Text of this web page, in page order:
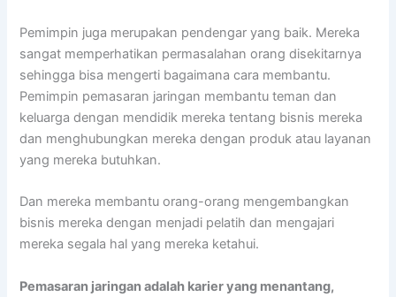
Pemimpin juga merupakan pendengar yang baik. Mereka
sangat memperhatikan permasalahan orang disekitarnya
sehingga bisa mengerti bagaimana cara membantu.
Pemimpin pemasaran jaringan membantu teman dan
keluarga dengan mendidik mereka tentang bisnis mereka
dan menghubungkan mereka dengan produk atau layanan
yang mereka butuhkan.
Dan mereka membantu orang-orang mengembangkan
bisnis mereka dengan menjadi pelatih dan mengajari
mereka segala hal yang mereka ketahui.
Pemasaran jaringan adalah karier yang menantang,